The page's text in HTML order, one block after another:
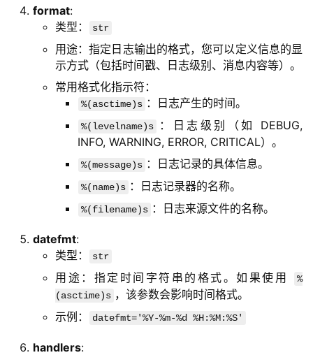
format:
类型：
str
用途：指定日志输出的格式，您可以定义信息的显
示方式（包括时间戳、日志级别、消息内容等）。
常用格式化指示符：
%(asctime)s ：日志产生的时间。
%(levelname)s
：日志级别（如 DEBUG,
INFO, WARNING, ERROR, CRITICAL）。
%(message)s ：日志记录的具体信息。
%(name)s ：日志记录器的名称。
%(filename)s ：日志来源文件的名称。
datefmt:
类型：
str
用途：指定时间字符串的格式。如果使用
%
(asctime)s ，该参数会影响时间格式。
示例：
datefmt='%Y-%m-%d %H:%M:%S'
handlers: